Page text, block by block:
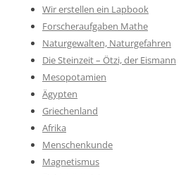
Wir erstellen ein Lapbook
Forscheraufgaben Mathe
Naturgewalten, Naturgefahren
Die Steinzeit – Ötzi, der Eismann
Mesopotamien
Ägypten
Griechenland
Afrika
Menschenkunde
Magnetismus